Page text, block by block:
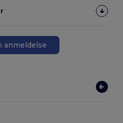
anmeldelse